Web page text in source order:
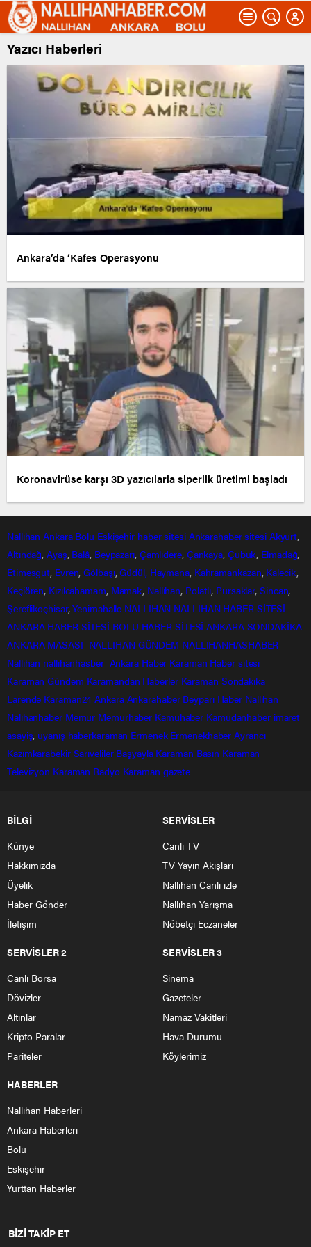
Yazıcı Haberleri
Ankara’da ‘Kafes Operasyonu
Koronavirüse karşı 3D yazıcılarla siperlik üretimi başladı
Nallıhan Ankara Bolu Eskişehir haber sitesi Ankarahabersitesi Akyurt,
Altındağ,Ayaş, Balâ, Beypazarı, Çamlıdere, Çankaya, Çubuk, Elmadağ,
Etimesgut, Evren,Gölbaşı,Güdül, Haymana, Kahramankazan, Kalecik,
Keçiören, Kızılcahamam, Mamak, Nallıhan, Polatlı, Pursaklar,Sincan,
Şereflikoçhisar,Yenimahalle NALLIHAN NALLIHAN HABER SİTESİ
ANKARA HABER SİTESİ BOLU HABER SİTESİ ANKARA SONDAKİKA
ANKARA MASASI NALLIHAN GÜNDEM NALLIHANHASHABER
Nallihan nallihanhasber Ankara Haber Karaman Haber sitesi
Karaman Gündem Karamandan Haberler Karaman Sondakika
Larende Karaman24 Ankara Ankarahaber Beyparı Haber Nallıhan
Nalıhanhaber Memur Memurhaber Kamuhaber Kamudanhaber imaret
asayiş, uyanış haberkaraman Ermenek Ermenekhaber Ayrancı
Kazımkarabekir Sarıveliler Başyayla Karaman Basın Karaman
Televizyon Karaman Radyo Karaman gazete
BİLGİ
Künye
Hakkımızda
Üyelik
Haber Gönder
İletişim
SERVİSLER
Canlı TV
TV Yayın Akışları
Nallıhan Canlı izle
Nallıhan Yarışma
Nöbetçi Eczaneler
SERVİSLER 2
Canlı Borsa
Dövizler
Altınlar
Kripto Paralar
Pariteler
SERVİSLER 3
Sinema
Gazeteler
Namaz Vakitleri
Hava Durumu
Köylerimiz
HABERLER
Nallıhan Haberleri
Ankara Haberleri
Bolu
Eskişehir
Yurttan Haberler
BİZİ TAKİP ET